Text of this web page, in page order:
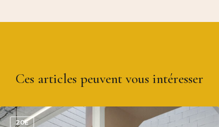
Ces articles peuvent vous intéresser
20E
0